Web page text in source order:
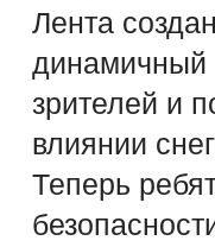
Лента
динамичный
зрителей и
влиянии
Теперь